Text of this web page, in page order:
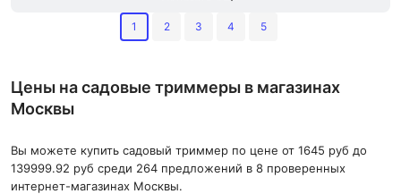
1 2 3 4 5
Цены на садовые триммеры в магазинах
Москвы
Вы можете купить садовый триммер по цене от 1645 руб до
139999.92 руб среди 264 предложений в 8 проверенных
интернет-магазинах Москвы.